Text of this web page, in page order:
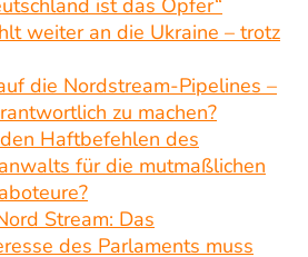
ist das Opfer“
weiter an die Ukraine – trotz
die Nordstream-Pipelines –
zu machen?
Haftbefehlen des
für die mutmaßlichen
Stream: Das
des Parlaments muss